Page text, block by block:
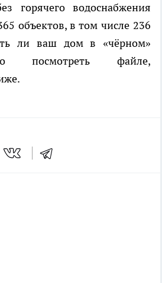
горячего водоснабжения
объектов, в том числе 236
ли ваш дом в «чёрном»
посмотреть файле,